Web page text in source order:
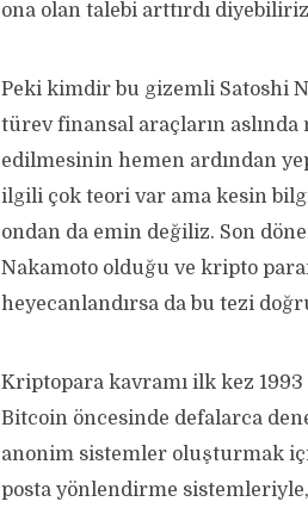
ona olan talebi arttırdı
Peki kimdir bu gizemli Satoshi
türev finansal araçların
edilmesinin hemen ardından
ilgili çok teori var ama kesin
ondan da emin değiliz. Son
Nakamoto olduğu ve kripto
heyecanlandırsa da bu tezi
Kriptopara kavramı ilk kez
Bitcoin öncesinde defalarca
anonim sistemler oluşturmak
posta yönlendirme